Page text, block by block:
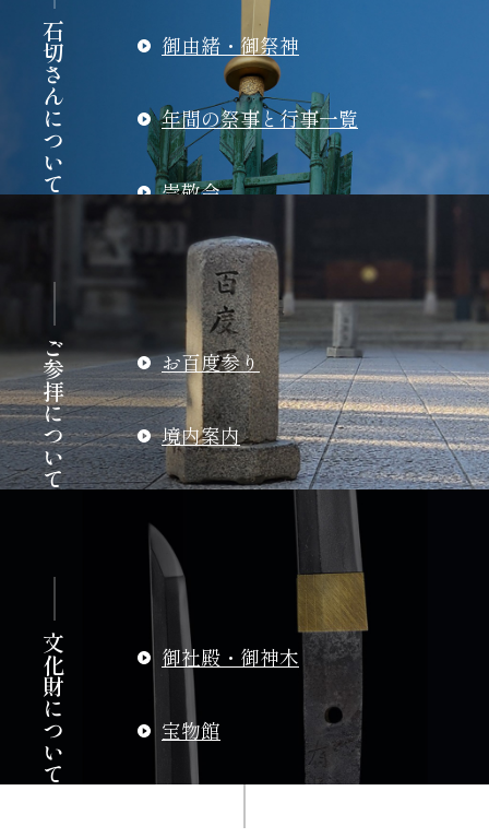
石切さんについて 御由緒・御祭神
年間の祭事と行事一覧
崇敬会
地図・交通案内
ご参拝について お百度参り
境内案内
ご参拝の皆様へのお願い
文化財について 御社殿・御神木
宝物館